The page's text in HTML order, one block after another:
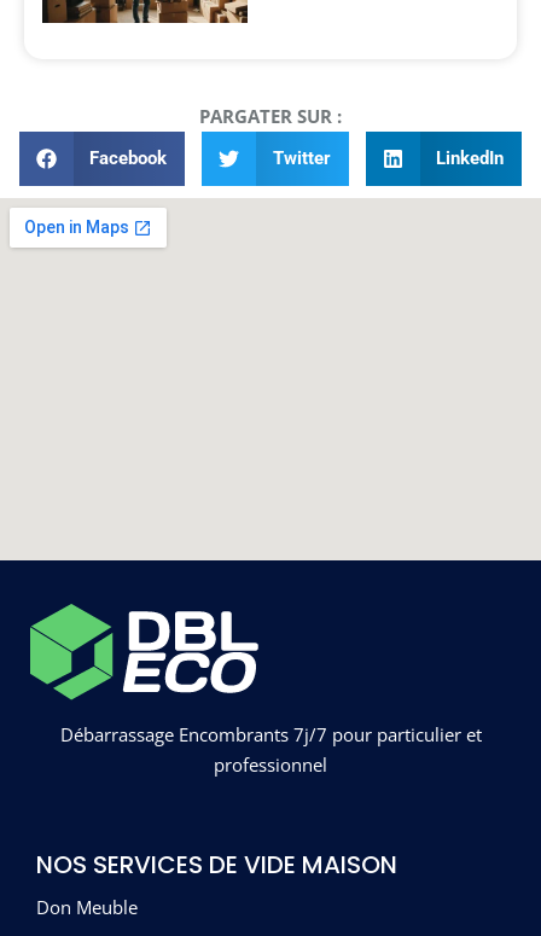
PARGATER SUR :
Facebook Twitter LinkedIn
Débarrassage Encombrants 7j/7 pour particulier et
professionnel
NOS SERVICES DE VIDE MAISON
Don Meuble